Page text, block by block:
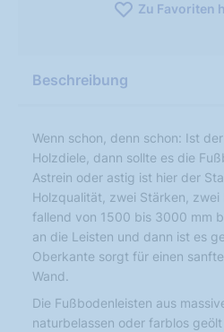
Zu Favoriten
Beschreibung
Wenn schon, denn schon: Ist
Holzdiele, dann sollte es die
Astrein oder astig ist hier der
Holzqualität, zwei Stärken, zwei
fallend von 1500 bis 3000 mm
an die Leisten und dann ist es
Oberkante sorgt für einen
Wand.
Die Fußbodenleisten aus
naturbelassen oder farblos